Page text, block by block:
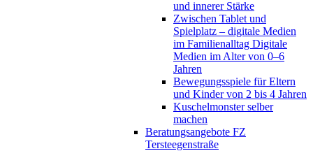
und innerer Stärke
Zwischen Tablet und
Spielplatz – digitale Medien
im Familienalltag Digitale
Medien im Alter von 0–6
Jahren
Bewegungsspiele für Eltern
und Kinder von 2 bis 4 Jahren
Kuschelmonster selber
machen
Beratungsangebote FZ
Tersteegenstraße